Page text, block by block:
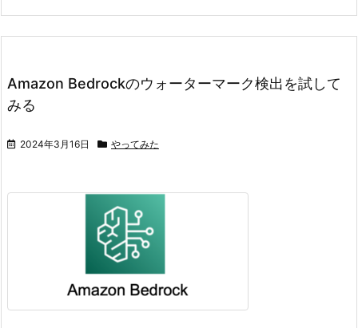
Amazon Bedrockのウォーターマーク検出を試して
みる
2024年3月16日 やってみた